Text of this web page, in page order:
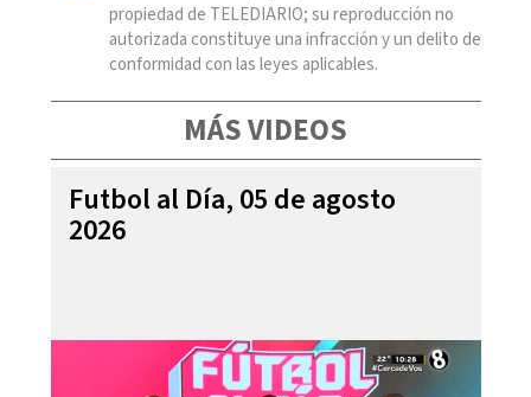
propiedad de TELEDIARIO; su reproducción no
autorizada constituye una infracción y un delito de
conformidad con las leyes aplicables.
MÁS VIDEOS
Futbol al Día, 05 de agosto
2026